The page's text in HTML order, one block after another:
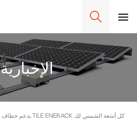
الإخبارية
يدعم خطاف سقف TILE ENERACK كل أشعة الشمس لك